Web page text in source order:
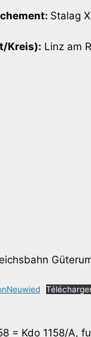
Stalag
Kreis): Linz am
= Kdo 1158/A,